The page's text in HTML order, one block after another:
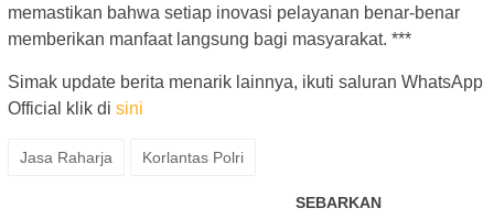
memastikan bahwa setiap inovasi pelayanan benar-benar
memberikan manfaat langsung bagi masyarakat. ***
Simak update berita menarik lainnya, ikuti saluran WhatsApp
Official klik di sini
Jasa Raharja Korlantas Polri
SEBARKAN